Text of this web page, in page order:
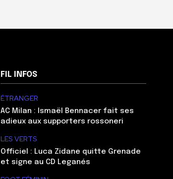
FIL INFOS
ÉTRANGER
AC Milan : Ismaël Bennacer fait ses
adieux aux supporters rossoneri
LES VERTS
Officiel : Luca Zidane quitte Grenade
et signe au CD Leganés